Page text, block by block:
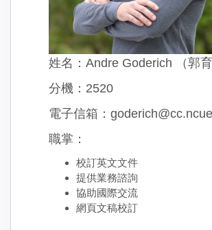
姓名：Andre Goderich （郭育
分機：2520
電子信箱：
職掌：
校訂英文文件
提供業務諮詢
協助國際交流
網頁文稿校訂